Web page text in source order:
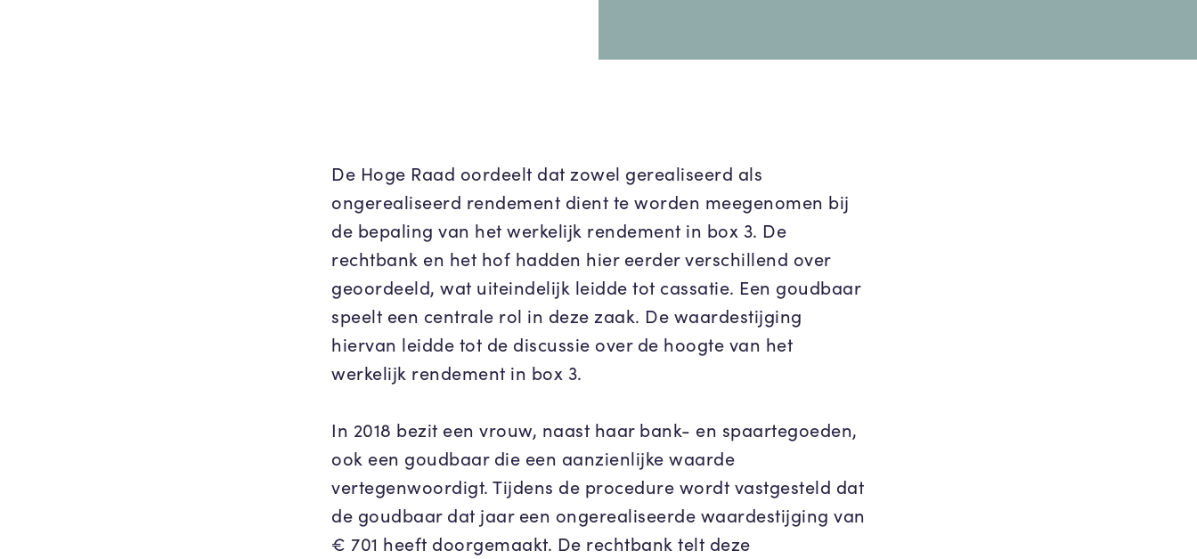
De Hoge Raad oordeelt dat zowel gerealiseerd als
ongerealiseerd rendement dient te worden meegenomen bij
de bepaling van het werkelijk rendement in box 3. De
rechtbank en het hof hadden hier eerder verschillend over
geoordeeld, wat uiteindelijk leidde tot cassatie. Een goudbaar
speelt een centrale rol in deze zaak. De waardestijging
hiervan leidde tot de discussie over de hoogte van het
werkelijk rendement in box 3.
In 2018 bezit een vrouw, naast haar bank- en spaartegoeden,
ook een goudbaar die een aanzienlijke waarde
vertegenwoordigt. Tijdens de procedure wordt vastgesteld dat
de goudbaar dat jaar een ongerealiseerde waardestijging van
€ 701 heeft doorgemaakt. De rechtbank telt deze